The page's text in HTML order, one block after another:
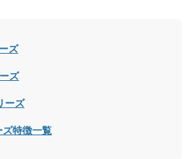
ズ
ズ
ーズ
ズ特徴一覧